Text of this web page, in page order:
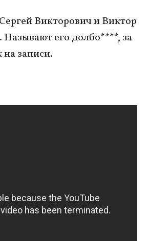
Викторович и Виктор
его долбо****, за
на записи.